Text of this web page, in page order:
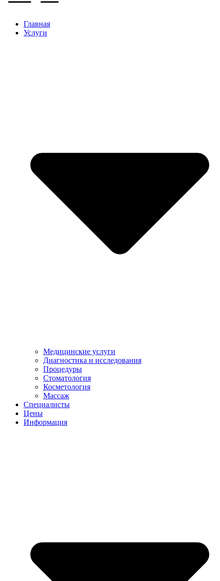
Главная
Услуги
Медицинские услуги
Диагностика и исследования
Процедуры
Стоматология
Косметология
Массаж
Специалисты
Цены
Информация